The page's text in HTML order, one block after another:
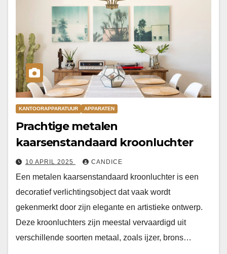
KANTOORAPPARATUUR APPARATEN
Prachtige metalen
kaarsenstandaard kroonluchter
10 APRIL 2025 CANDICE
Een metalen kaarsenstandaard kroonluchter is een
decoratief verlichtingsobject dat vaak wordt
gekenmerkt door zijn elegante en artistieke ontwerp.
Deze kroonluchters zijn meestal vervaardigd uit
verschillende soorten metaal, zoals ijzer, brons…